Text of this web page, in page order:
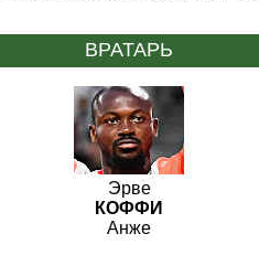
ВРАТАРЬ
Эрве
КОФФИ
Анже